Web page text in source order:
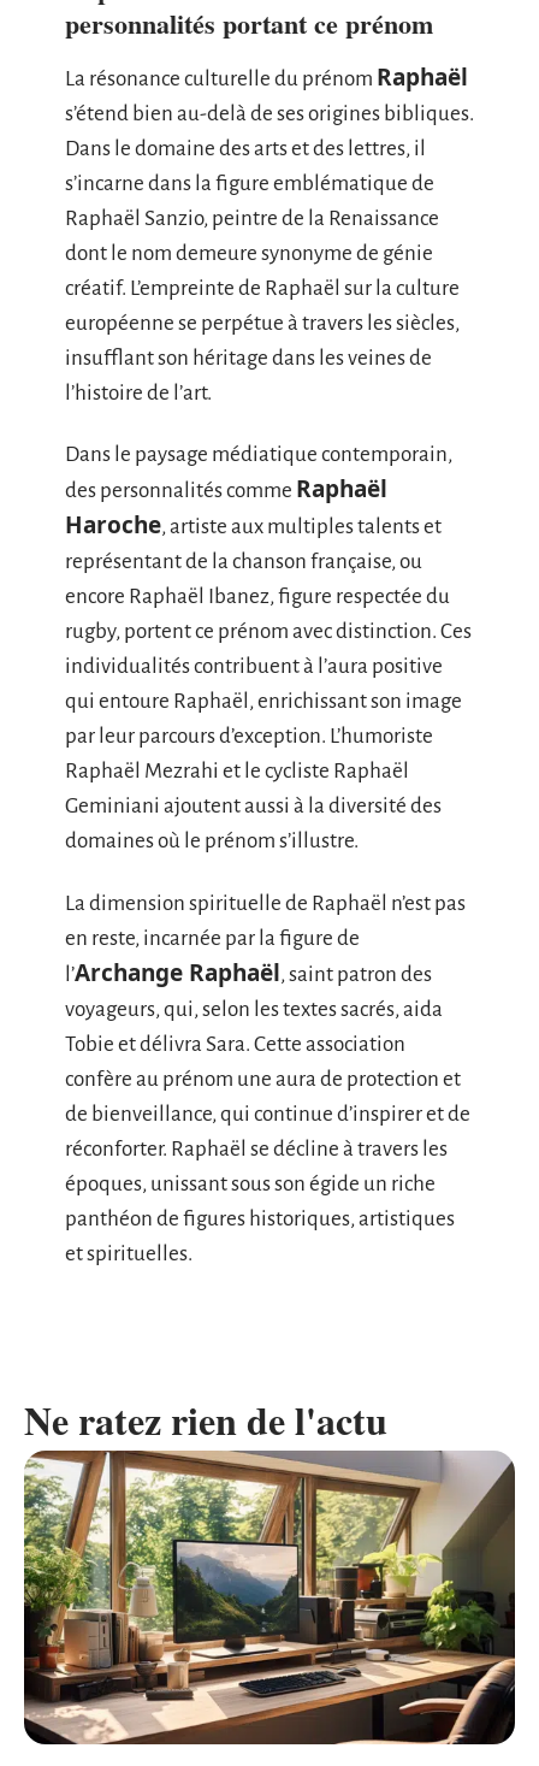
personnalités portant ce prénom
La résonance culturelle du prénom Raphaël
s’étend bien au-delà de ses origines bibliques.
Dans le domaine des arts et des lettres, il
s’incarne dans la figure emblématique de
Raphaël Sanzio, peintre de la Renaissance
dont le nom demeure synonyme de génie
créatif. L’empreinte de Raphaël sur la culture
européenne se perpétue à travers les siècles,
insufflant son héritage dans les veines de
l’histoire de l’art.
Dans le paysage médiatique contemporain,
des personnalités comme Raphaël
Haroche, artiste aux multiples talents et
représentant de la chanson française, ou
encore Raphaël Ibanez, figure respectée du
rugby, portent ce prénom avec distinction. Ces
individualités contribuent à l’aura positive
qui entoure Raphaël, enrichissant son image
par leur parcours d’exception. L’humoriste
Raphaël Mezrahi et le cycliste Raphaël
Geminiani ajoutent aussi à la diversité des
domaines où le prénom s’illustre.
La dimension spirituelle de Raphaël n’est pas
en reste, incarnée par la figure de
l’Archange Raphaël, saint patron des
voyageurs, qui, selon les textes sacrés, aida
Tobie et délivra Sara. Cette association
confère au prénom une aura de protection et
de bienveillance, qui continue d’inspirer et de
réconforter. Raphaël se décline à travers les
époques, unissant sous son égide un riche
panthéon de figures historiques, artistiques
et spirituelles.
Ne ratez rien de l'actu